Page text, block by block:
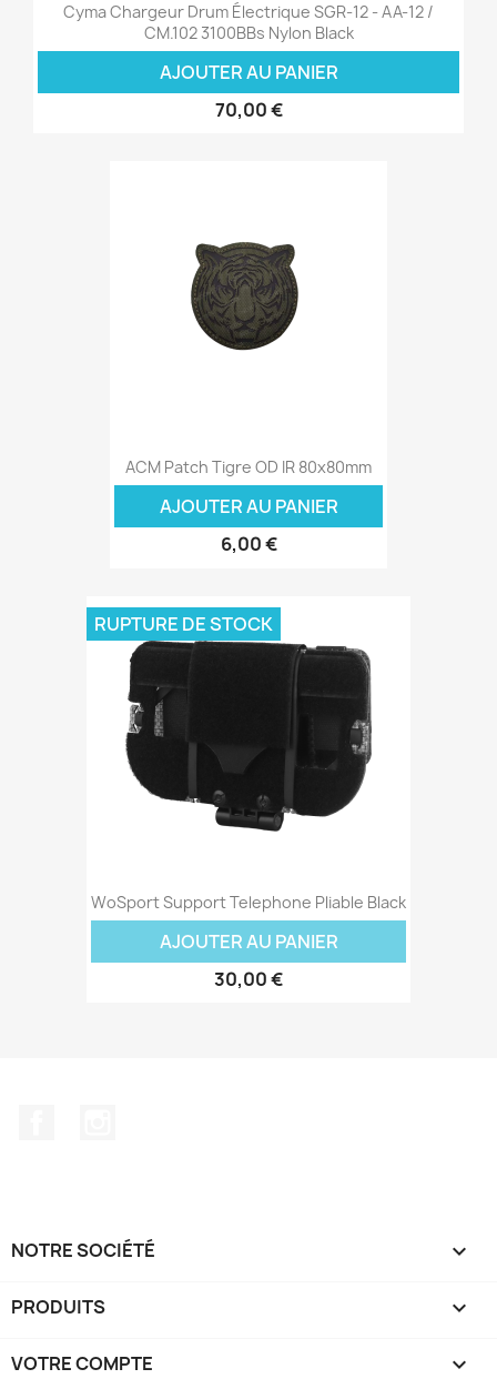
Cyma Chargeur Drum Électrique SGR-12 - AA-12 /
CM.102 3100BBs Nylon Black
AJOUTER AU PANIER
70,00 €
ACM Patch Tigre OD IR 80x80mm
AJOUTER AU PANIER
6,00 €
WoSport Support Telephone Pliable Black
AJOUTER AU PANIER
30,00 €
RUPTURE DE STOCK
NOTRE SOCIÉTÉ 
PRODUITS 
VOTRE COMPTE 